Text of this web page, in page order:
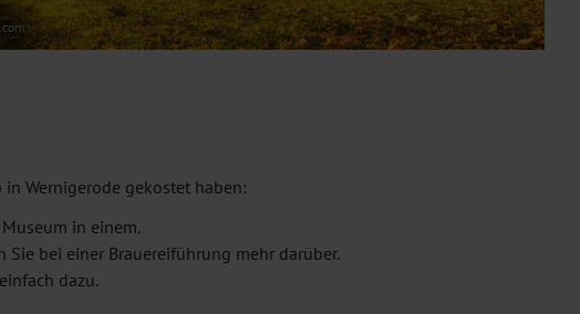
Wernigerode gekostet haben:
in einem.
bei einer Brauereiführung mehr darüber.
dazu.